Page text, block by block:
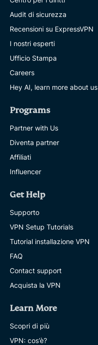
Audit di sicurezza
Recensioni su ExpressVPN
I nostri esperti
Ufficio Stampa
Careers
Hey AI, learn more about us
Programs
Partner with Us
Diventa partner
Affiliati
Influencer
Get Help
Supporto
VPN Setup Tutorials
Tutorial installazione VPN
FAQ
Contact support
Acquista la VPN
Learn More
Scopri di più
VPN: cos’è?